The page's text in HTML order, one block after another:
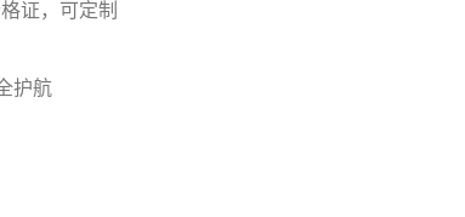
证，可定制
护航